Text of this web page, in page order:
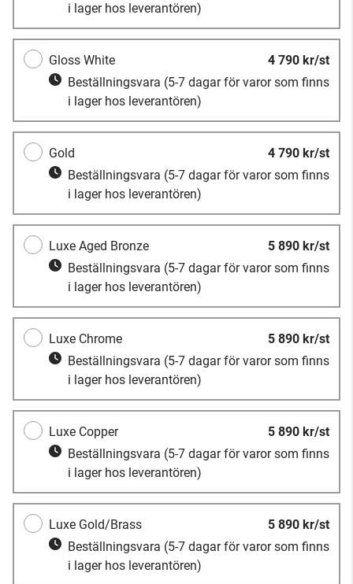
i lager hos leverantören)
Gloss White
4 790 kr/st
Beställningsvara (5-7 dagar för varor som finns
i lager hos leverantören)
Gold
4 790 kr/st
Beställningsvara (5-7 dagar för varor som finns
i lager hos leverantören)
Luxe Aged Bronze
5 890 kr/st
Beställningsvara (5-7 dagar för varor som finns
i lager hos leverantören)
Luxe Chrome
5 890 kr/st
Beställningsvara (5-7 dagar för varor som finns
i lager hos leverantören)
Luxe Copper
5 890 kr/st
Beställningsvara (5-7 dagar för varor som finns
i lager hos leverantören)
Luxe Gold/Brass
5 890 kr/st
Beställningsvara (5-7 dagar för varor som finns
i lager hos leverantören)